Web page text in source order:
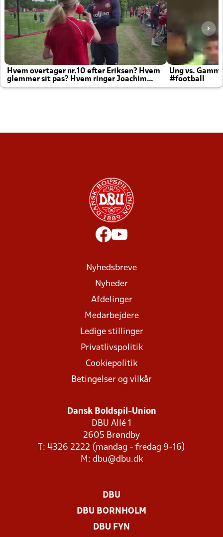
Hvem overtager nr.10 efter Eriksen? Hvem
glemmer sit pas? Hvem ringer Joachim
altid til efter kampe?
Ung vs.
#football
Nyhedsbreve
Nyheder
Afdelinger
Medarbejdere
Ledige stillinger
Privatlivspolitik
Cookiepolitik
Betingelser og vilkår
Dansk Boldspil-Union
DBU Allé 1
2605 Brøndby
T: 4326 2222 (mandag - fredag 9-16)
M: dbu@dbu.dk
DBU
DBU BORNHOLM
DBU FYN